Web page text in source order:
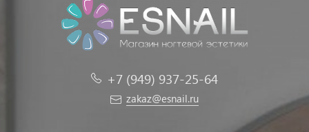
+7 (949) 937-25-64
zakaz@esnail.ru